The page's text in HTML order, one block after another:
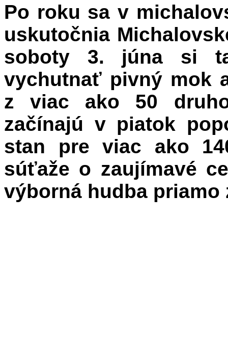
Po roku sa v
uskutočnia
soboty 3. júna si
vychutnať pivný mok
z viac ako 50
začínajú v piatok
stan pre viac ako
súťaže o zaujímavé
výborná hudba